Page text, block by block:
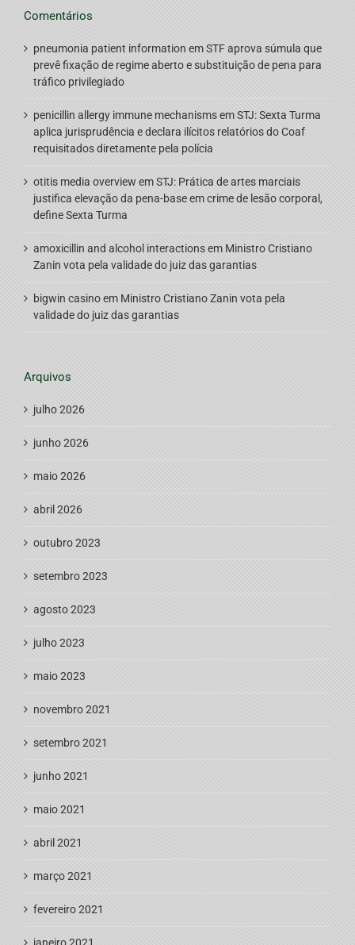
Comentários
pneumonia patient information emSTF aprova súmula que
prevê fixação de regime aberto e substituição de pena para
tráfico privilegiado
penicillin allergy immune mechanismsemSTJ: Sexta Turma
aplica jurisprudência e declara ilícitos relatórios do Coaf
requisitados diretamente pela polícia
otitis media overview emSTJ: Prática de artes marciais
justifica elevação da pena-base em crime de lesão corporal,
define Sexta Turma
amoxicillin and alcohol interactionsem Ministro Cristiano
Zanin vota pela validade do juiz das garantias
bigwin casinoem Ministro Cristiano Zanin vota pela
validade do juiz das garantias
Arquivos
julho 2026
junho 2026
maio 2026
abril 2026
outubro 2023
setembro 2023
agosto 2023
julho 2023
maio 2023
novembro 2021
setembro 2021
junho 2021
maio 2021
abril 2021
março 2021
fevereiro 2021